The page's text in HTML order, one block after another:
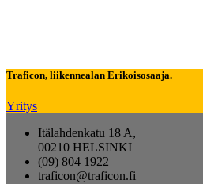
Traficon, liikennealan Erikoisosaaja.
Yritys
Itälahdenkatu 18 A,
00210 HELSINKI
(09) 804 1922
traficon@traficon.fi